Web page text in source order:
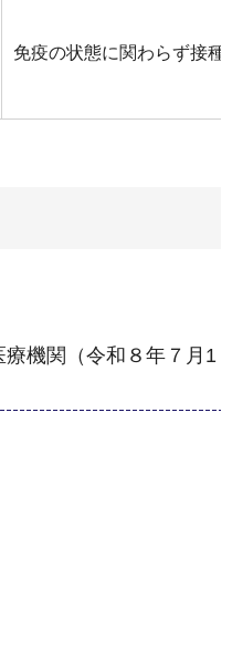
免疫の状態に関わらず接種
機関（令和８年７月1